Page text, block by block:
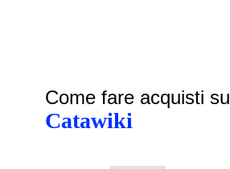
Come fare acquisti su
Catawiki